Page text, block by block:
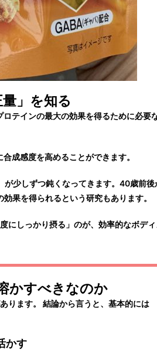
」を知る
テインの最大の効果を得るために必要
成感度を高めることができます。
少しずつ鈍くなってきます。40歳前後
果を得られるという研究もあります。
にしっかり摂る」のが、効率的なボデ
かすべきなのか
ります。 結論から言うと、基本的には
かす